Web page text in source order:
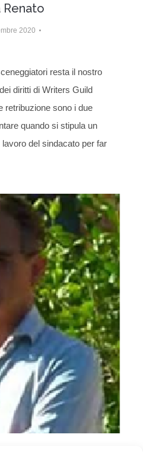
Renato
2020
resta il nostro
diritti di Writers Guild
retribuzione sono i due
quando si stipula un
del sindacato per far